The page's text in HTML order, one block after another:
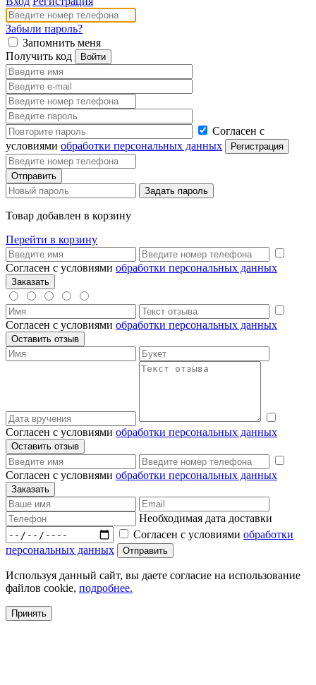
Забыли пароль?
Запомнить меня
Получить код
Согласен с
условиями обработки персональных данных
Товар добавлен в корзину
Перейти в корзину
Согласен с условиями обработки персональных данных
Согласен с условиями обработки персональных данных
Согласен с условиями обработки персональных данных
Согласен с условиями обработки персональных данных
Необходимая дата доставки
Согласен с условиями обработки
персональных данных
Используя данный сайт, вы даете согласие на использование
файлов cookie, подробнее.
Принять